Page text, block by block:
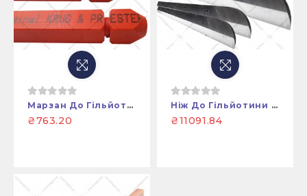
Марзан До Гільйотини EBA 4705
₴763.20
Ніж До Гільйотини EBA 4705,EBA 4815,EBA 4850,EBA 4860
₴11091.84